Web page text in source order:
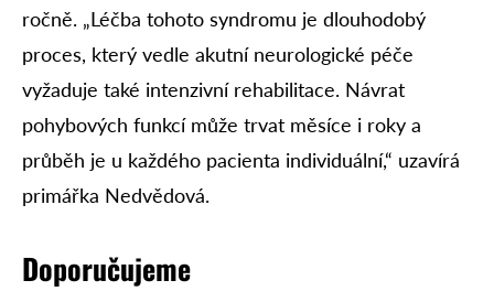
ročně. „Léčba tohoto syndromu je dlouhodobý
proces, který vedle akutní neurologické péče
vyžaduje také intenzivní rehabilitace. Návrat
pohybových funkcí může trvat měsíce i roky a
průběh je u každého pacienta individuální,“ uzavírá
primářka Nedvědová.
Doporučujeme